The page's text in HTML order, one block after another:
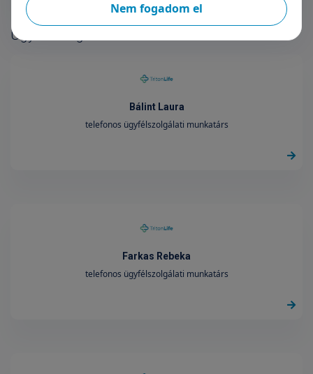
Ügyfélszolgálat
Bálint Laura
telefonos ügyfélszolgálati munkatárs
Farkas Rebeka
telefonos ügyfélszolgálati munkatárs
Nem fogadom el